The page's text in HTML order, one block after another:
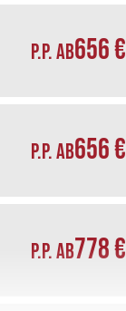
P.P. AB656 €
P.P. AB656 €
P.P. AB778 €